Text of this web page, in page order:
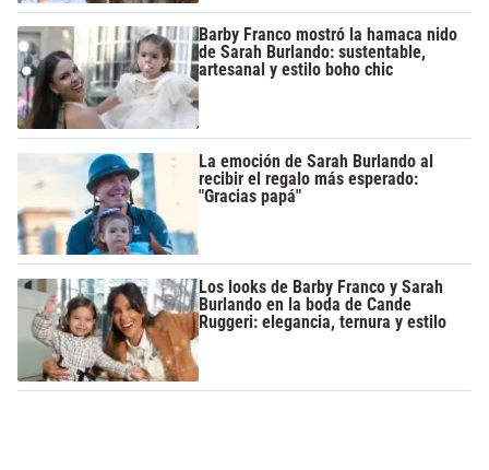
Barby Franco mostró la hamaca nido
de Sarah Burlando: sustentable,
artesanal y estilo boho chic
La emoción de Sarah Burlando al
recibir el regalo más esperado:
"Gracias papá"
Los looks de Barby Franco y Sarah
Burlando en la boda de Cande
Ruggeri: elegancia, ternura y estilo